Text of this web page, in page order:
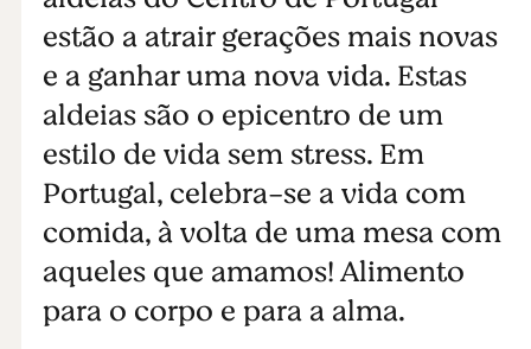
estão a atrair gerações mais novas
e a ganhar uma nova vida. Estas
aldeias são o epicentro de um
estilo de vida sem stress. Em
Portugal, celebra-se a vida com
comida, à volta de uma mesa com
aqueles que amamos! Alimento
para o corpo e para a alma.